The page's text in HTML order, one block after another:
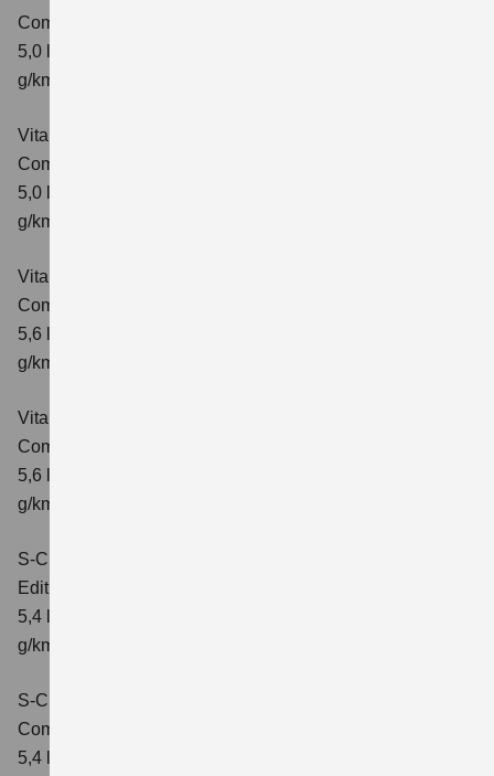
Comfort
5,0 l/100km; kombinierter Wert der CO₂-Emission: 113
g/km; CO₂-Klasse: C
Vitara 1.5 DUALJET HYBRID AGS
Comfort+
5,0 l/100km; kombinierter Wert der CO₂-Emission: 114
g/km; CO₂-Klasse: C
Vitara 1.5 DUALJET HYBRID ALLGRIP AGS
Comfort
5,6 l/100km; kombinierter Wert der CO₂-Emission: 126
g/km; CO₂-Klasse: D
Vitara 1.5 DUALJET HYBRID ALLGRIP AGS
Comfort+
5,6 l/100km; kombinierter Wert der CO₂-Emission: 127
g/km; CO₂-Klasse: D
S-Cross 1.4 BOOSTERJET HYBRID
Edition
5,4 l/100 km; kombinierter Wert der CO2-Emission: 121
g/km; CO2-Klasse: D
S-Cross 1.4 BOOSTERJET HYBRID
Comfort
5,4 l/100 km; kombinierter Wert der CO2-Emission: 121